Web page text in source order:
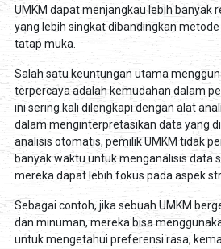
UMKM dapat menjangkau lebih banyak
yang lebih singkat dibandingkan
tatap muka.
Salah satu keuntungan utama
terpercaya adalah kemudahan dalam
ini sering kali dilengkapi dengan alat
dalam menginterpretasikan data yang
analisis otomatis, pemilik UMKM tidak
banyak waktu untuk menganalisis data
mereka dapat lebih fokus pada aspek
Sebagai contoh, jika sebuah UMKM
dan minuman, mereka bisa
untuk mengetahui preferensi rasa,